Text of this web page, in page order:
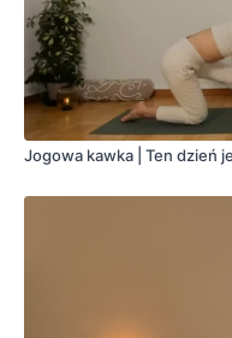
Jogowa kawka | Ten dzień